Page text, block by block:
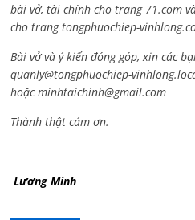
bài vở, tài chính cho trang 71.com
cho trang tongphuochiep-
Bài vở và ý kiến đóng góp, xin các
quanly@tongphuochiep-
hoặcminhtaichinh@gmail.com
Thành thật cám ơn.
Lương Minh